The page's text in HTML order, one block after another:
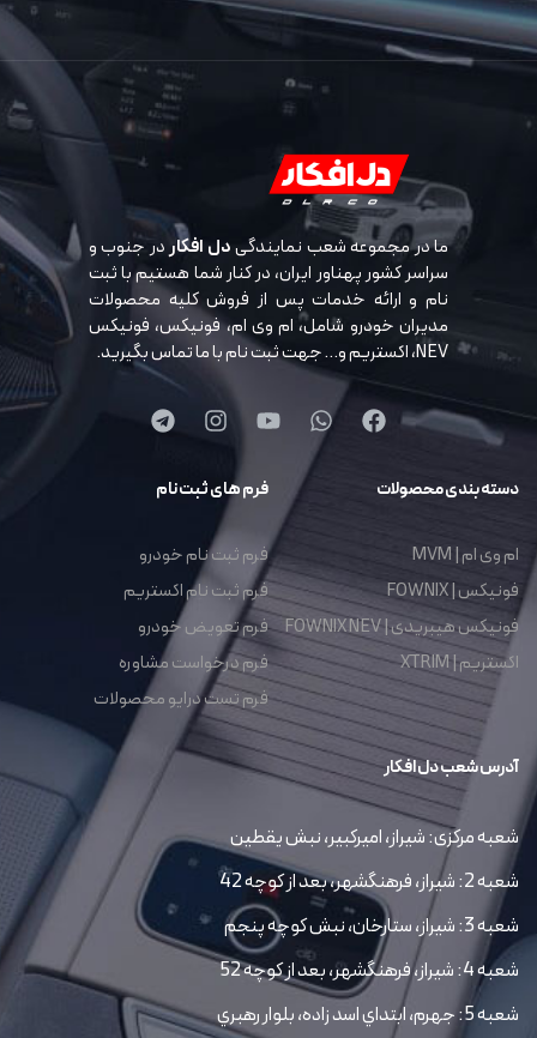
ما در مجموعه شعب نمایندگیدل افکاردر جنوب و
سراسر کشور پهناور ایران، در کنار شما هستیم با ثبت
نام و ارائه خدمات پس از فروش کلیه محصولات
مدیران خودرو شامل، ام وی ام، فونیکس، فونیکس
NEV، اکستریم و… جهت ثبت نام با ما تماس بگیرید.
دسته بندی محصولات
ام وی ام | MVM
فونیکس | FOWNIX
فونیکس هیبریدی | FOWNIX NEV
اکستریم | XTRIM
فرم های ثبت نام
فرم ثبت نام خودرو
فرم ثبت نام اکستریم
فرم تعویض خودرو
فرم درخواست مشاوره
فرم تست درایو محصولات
آدرس شعب دل افکار
شعبه مرکزی: شیراز، امیرکبیر، نبش یقطین
شعبه 2: شیراز، فرهنگشهر، بعد از کوچه 42
شعبه 3: شیراز، ستارخان، نبش کوچه پنجم
شعبه 4: شیراز، فرهنگشهر، بعد از کوچه 52
شعبه 5: جهرم، ابتداي اسد زاده، بلوار رهبري